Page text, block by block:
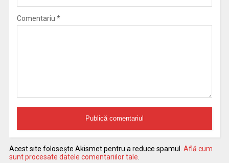
Comentariu *
Acest site folosește Akismet pentru a reduce spamul. Află cum
sunt procesate datele comentariilor tale